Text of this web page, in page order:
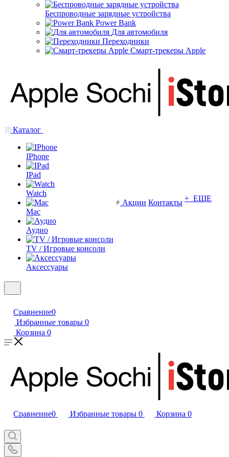
Беспроводные зарядные устройства
Power Bank
Для автомобиля
Переходники
Смарт-трекеры Apple
Каталог
IPhone
IPad
Watch
Mac
Аудио
TV / Игровые консоли
Аксессуары
Акции Контакты + ЕЩЕ
Сравнение0
Избранные товары 0
Корзина 0
Сравнение0 Избранные товары 0 Корзина 0